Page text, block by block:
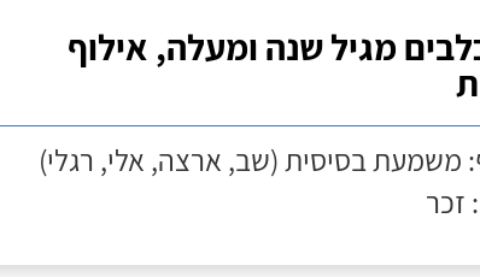
מגיל שנה ומעלה, אילוף
משמעת בסיסית (שב, ארצה, אלי, רגלי)
זכר